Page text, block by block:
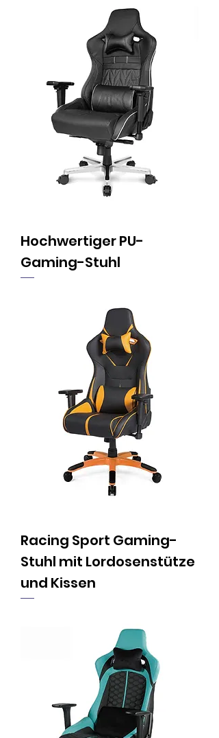
Hochwertiger PU-
Gaming-Stuhl
Racing Sport Gaming-
Stuhl mit Lordosenstütze
und Kissen